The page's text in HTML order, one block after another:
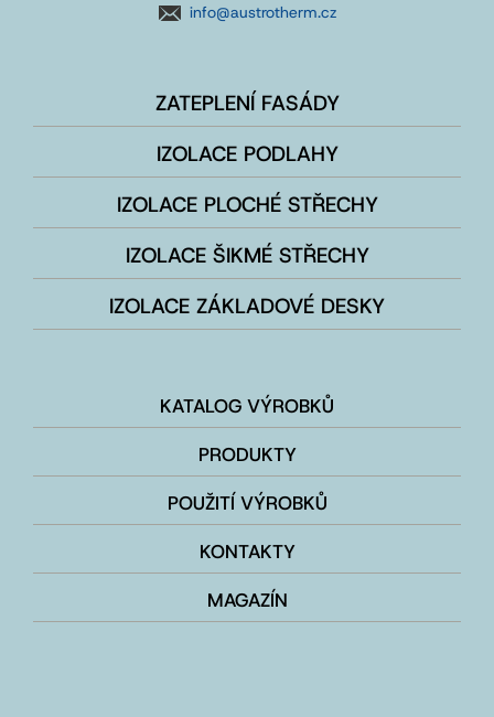
info@austrotherm.cz
ZATEPLENÍ FASÁDY
IZOLACE PODLAHY
IZOLACE PLOCHÉ STŘECHY
IZOLACE ŠIKMÉ STŘECHY
IZOLACE ZÁKLADOVÉ DESKY
KATALOG VÝROBKŮ
PRODUKTY
POUŽITÍ VÝROBKŮ
KONTAKTY
MAGAZÍN